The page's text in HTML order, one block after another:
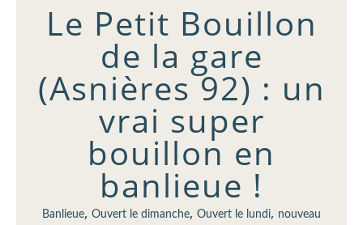
Le Petit Bouillon
de la gare
(Asnières 92) : un
vrai super
bouillon en
banlieue !
Banlieue, Ouvert le dimanche, Ouvert le lundi, nouveau